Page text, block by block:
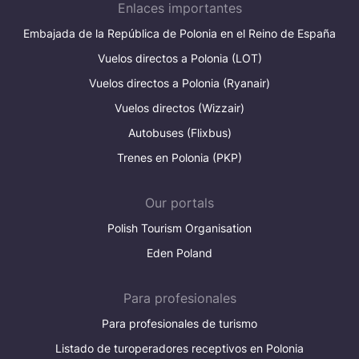
Enlaces importantes
Embajada de la República de Polonia en el Reino de España
Vuelos directos a Polonia (LOT)
Vuelos directos a Polonia (Ryanair)
Vuelos directos (Wizzair)
Autobuses (Flixbus)
Trenes en Polonia (PKP)
Our portals
Polish Tourism Organisation
Eden Poland
Para profesionales
Para profesionales de turismo
Listado de turoperadores receptivos en Polonia